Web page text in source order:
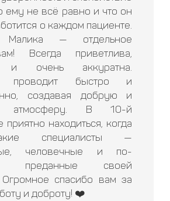
ему не всё равно и что он
о каждом пациенте.
Малика — отдельное
Всегда приветлива,
и очень аккуратна.
проводит быстро и
создавая добрую и
атмосферу. В 10-й
приятно находиться, когда
специалисты —
человечные и по-
преданные своей
спасибо вам за
и доброту! ❤️